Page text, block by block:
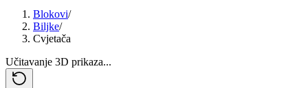
Blokovi/
Biljke/
Cvjetača
Učitavanje 3D prikaza...